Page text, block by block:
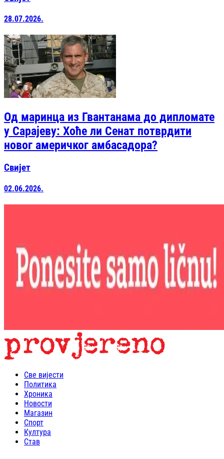
28.07.2026.
Од маринца из Гвантанама до дипломате
у Сарајеву: Хоће ли Сенат потврдити
новог америчког амбасадора?
Свијет
02.06.2026.
Све вијести
Политика
Хроника
Новости
Магазин
Спорт
Култура
Став